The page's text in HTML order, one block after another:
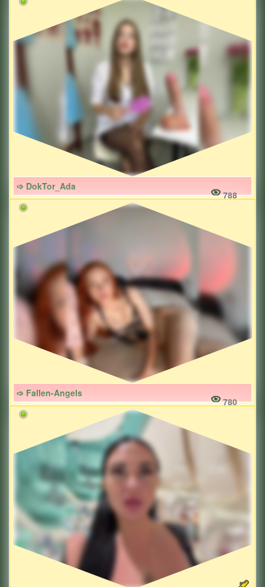
➩ DokTor_Ada
788
➩ Fallen-Angels
780